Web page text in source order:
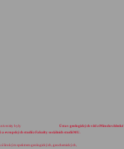
byly
Ústav geologických věd z Přírodovědecké
a evropských studií z Fakulty sociálních studií MU.
širokým spektrem geologických, geochemických,